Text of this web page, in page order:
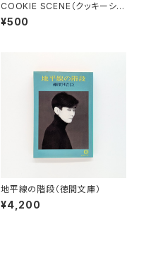
COOKIE SCENE（クッキーシー
ン）Vol.13 2000年5月
¥500
地平線の階段（徳間文庫）
¥4,200